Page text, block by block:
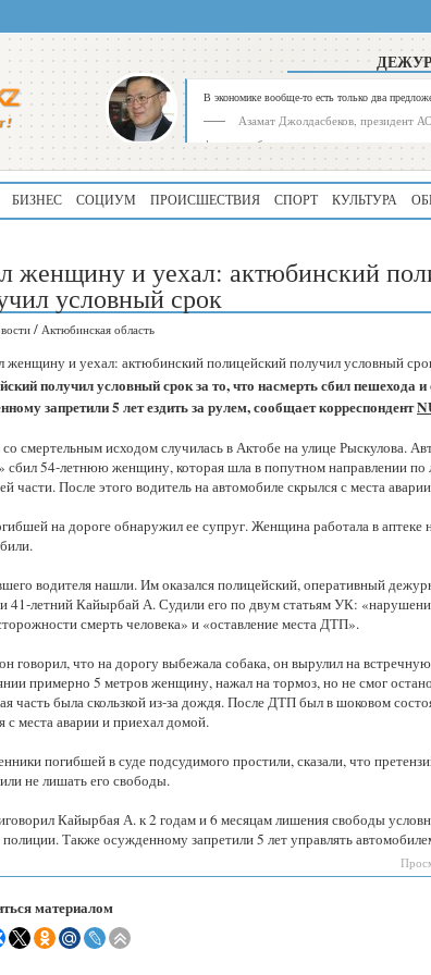
В экономике вообще-то есть только два
Азамат Джолдасбеков, президент
фондовая биржа»
БИЗНЕС СОЦИУМ ПРОИСШЕСТВИЯ СПОРТ КУЛЬТУРА
женщину и уехал: актюбинский
условный срок
/ Актюбинская область
получил условный срок за то, что насмерть сбил пешехода
запретили 5 лет ездить за рулем, сообщает корреспондент
смертельным исходом случилась в Актобе на улице Рыскулова.
сбил 54-летнюю женщину, которая шла в попутном направлении по
части. После этого водитель на автомобиле скрылся с места
на дороге обнаружил ее супруг. Женщина работала в аптеке
водителя нашли. Им оказался полицейский, оперативный
41-летний Кайырбай А. Судили его по двум статьям УК:
смерть человека» и «оставление места ДТП».
говорил, что на дорогу выбежала собака, он вырулил на
примерно 5 метров женщину, нажал на тормоз, но не смог
часть была скользкой из-за дождя. После ДТП был в шоковом
с места аварии и приехал домой.
погибшей в суде подсудимого простили, сказали, что
не лишать его свободы.
Кайырбая А. к 2 годам и 6 месяцам лишения свободы
Также осужденному запретили 5 лет управлять
материалом
180